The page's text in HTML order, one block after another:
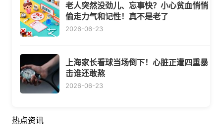
老人突然没劲儿、忘事快？小心贫血悄悄
偷走力气和记性！真不是老了
2026-06-23
上海家长看球当场倒下！心脏正遭四重暴
击谁还敢熬
2026-06-23
热点资讯